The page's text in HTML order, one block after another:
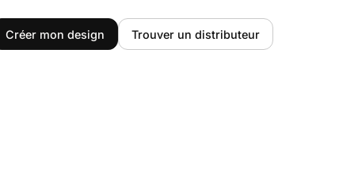
Créer mon design Trouver un distributeur